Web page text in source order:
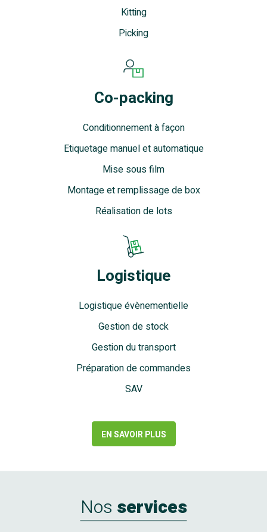
Kitting
Picking
Co-packing
Conditionnement à façon
Etiquetage manuel et automatique
Mise sous film
Montage et remplissage de box
Réalisation de lots
Logistique
Logistique évènementielle
Gestion de stock
Gestion du transport
Préparation de commandes
SAV
EN SAVOIR PLUS
Nos services